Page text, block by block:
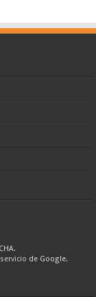
de Google.